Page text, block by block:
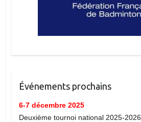
Événements prochains
6-7 décembre 2025
Deuxième tournoi national 2025-2026